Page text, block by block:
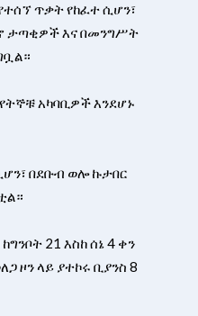
ጥቃት የከፈተ ሲሆን፣
ታጣቂዎች እና በመንግሥት
አካባቢዎች እንደሆኑ
በደቡብ ወሎ ኩታበር
21 እስከ ሰኔ 4 ቀን
ዞን ላይ ያተኮሩ ቢያንስ 8